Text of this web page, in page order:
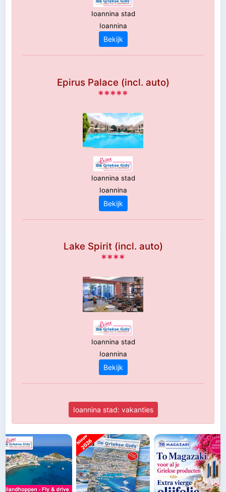
Ioannina stad
Ioannina
Bekijk
Epirus Palace (incl. auto)
*****
Ioannina stad
Ioannina
Bekijk
Lake Spirit (incl. auto)
****
Ioannina stad
Ioannina
Bekijk
Ioannina stad: vakanties